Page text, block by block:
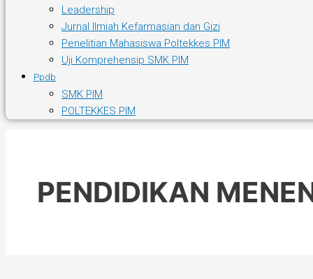
Leadership
Jurnal Ilmiah Kefarmasian dan Gizi
Penelitian Mahasiswa Poltekkes PIM
Uji Komprehensip SMK PIM
Ppdb
SMK PIM
POLTEKKES PIM
PENDIDIKAN